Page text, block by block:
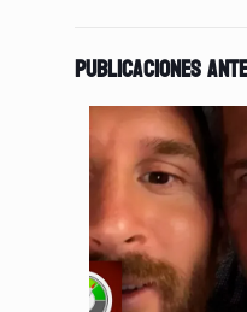
Publicaciones